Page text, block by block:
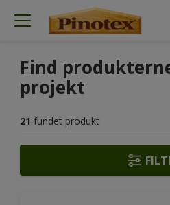
Find
projekt
21 fundet produkt